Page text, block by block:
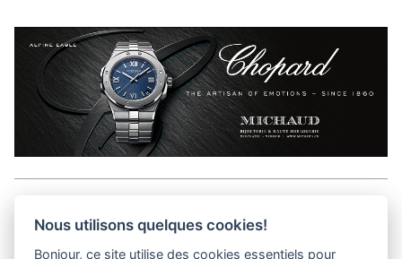
Nous utilisons quelques cookies!
Bonjour, ce site utilise des cookies essentiels pour